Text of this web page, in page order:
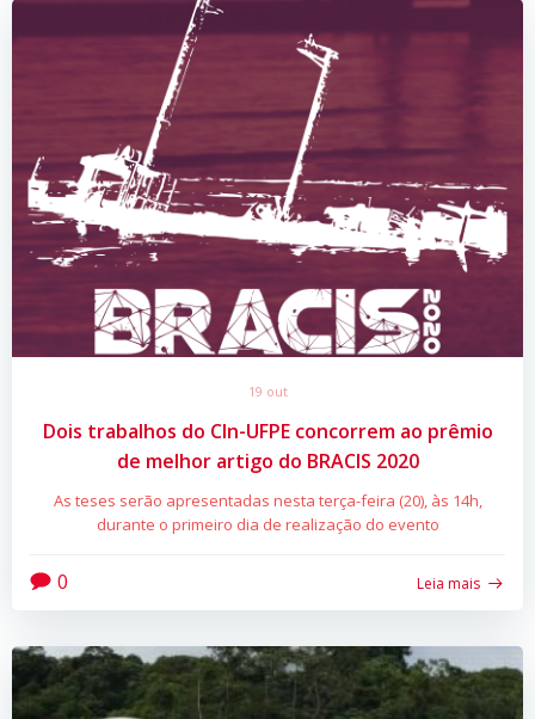
19 out
Dois trabalhos do CIn-UFPE concorrem ao prêmio
de melhor artigo do BRACIS 2020
As teses serão apresentadas nesta terça-feira (20), às 14h,
durante o primeiro dia de realização do evento
0 Leia mais